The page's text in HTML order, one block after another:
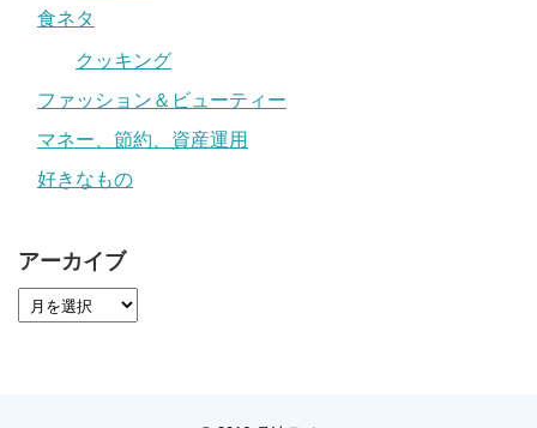
食ネタ
クッキング
ファッション＆ビューティー
マネー、節約、資産運用
好きなもの
アーカイブ